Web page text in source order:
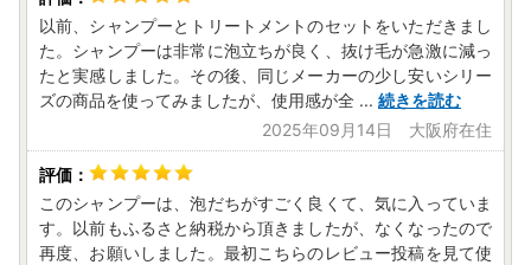
以前、シャンプーとトリートメントのセットをいただきまし
た。シャンプーは非常に泡立ちが良く、抜け毛が急激に減っ
たと実感しました。その後、同じメーカーの少し安いシリー
ズの商品を使ってみましたが、使用感が全 ... 続きを読む
2025年09月14日 大阪府在住
このシャンプーは、泡だちがすごく良くて、気に入っていま
す。以前もふるさと納税から頂きましたが、なくなったので
再度、お願いしました。最初こちらのレビュー投稿を見て使